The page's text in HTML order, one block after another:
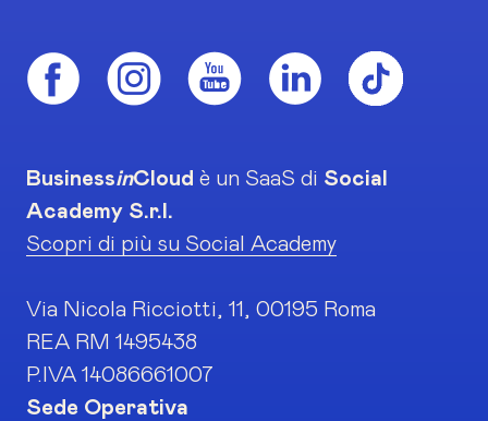
BusinessinCloud è un SaaS di Social
Academy S.r.l.
Scopri di più su Social Academy
Via Nicola Ricciotti, 11, 00195 Roma
REA RM 1495438
P.IVA 14086661007
Sede Operativa